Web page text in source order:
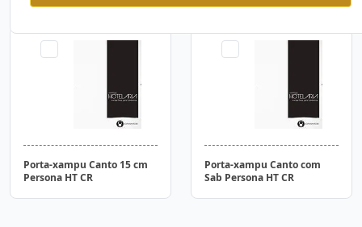
Porta-xampu Canto 15 cm
Persona HT CR
Porta-xampu Canto com
Sab Persona HT CR